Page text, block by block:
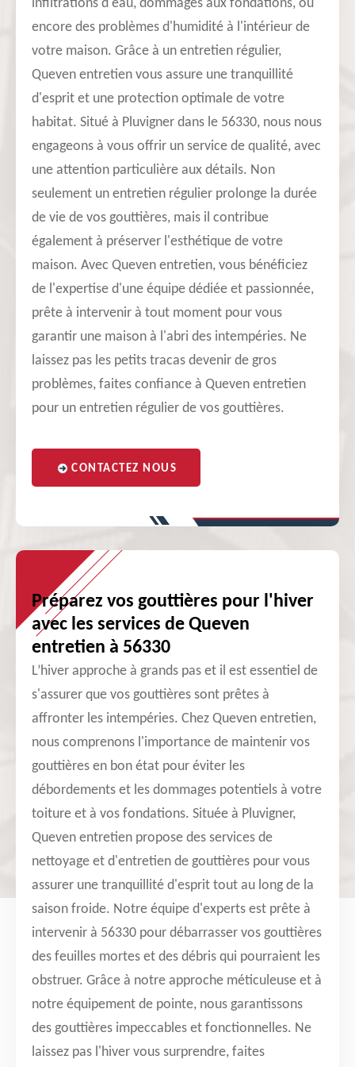
infiltrations d'eau, dommages aux fondations, ou
encore des problèmes d'humidité à l'intérieur de
votre maison. Grâce à un entretien régulier,
Queven entretien vous assure une tranquillité
d'esprit et une protection optimale de votre
habitat. Situé à Pluvigner dans le 56330, nous nous
engageons à vous offrir un service de qualité, avec
une attention particulière aux détails. Non
seulement un entretien régulier prolonge la durée
de vie de vos gouttières, mais il contribue
également à préserver l'esthétique de votre
maison. Avec Queven entretien, vous bénéficiez
de l'expertise d'une équipe dédiée et passionnée,
prête à intervenir à tout moment pour vous
garantir une maison à l'abri des intempéries. Ne
laissez pas les petits tracas devenir de gros
problèmes, faites confiance à Queven entretien
pour un entretien régulier de vos gouttières.
CONTACTEZ NOUS
Préparez vos gouttières pour l'hiver
avec les services de Queven
entretien à 56330
L’hiver approche à grands pas et il est essentiel de
s'assurer que vos gouttières sont prêtes à
affronter les intempéries. Chez Queven entretien,
nous comprenons l'importance de maintenir vos
gouttières en bon état pour éviter les
débordements et les dommages potentiels à votre
toiture et à vos fondations. Située à Pluvigner,
Queven entretien propose des services de
nettoyage et d'entretien de gouttières pour vous
assurer une tranquillité d'esprit tout au long de la
saison froide. Notre équipe d'experts est prête à
intervenir à 56330 pour débarrasser vos gouttières
des feuilles mortes et des débris qui pourraient les
obstruer. Grâce à notre approche méticuleuse et à
notre équipement de pointe, nous garantissons
des gouttières impeccables et fonctionnelles. Ne
laissez pas l'hiver vous surprendre, faites